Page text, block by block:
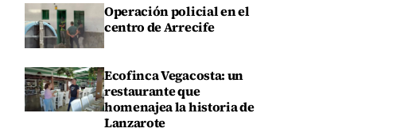
Operación policial en el
centro de Arrecife
Ecofinca Vegacosta: un
restaurante que
homenajea la historia de
Lanzarote